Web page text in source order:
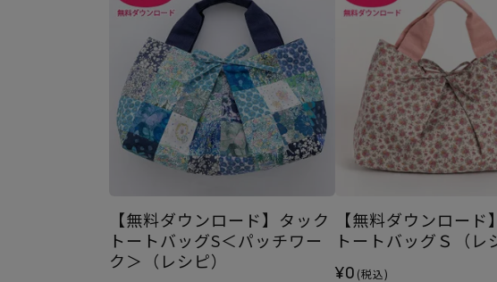
【無料ダウンロード】タック
トートバッグS＜パッチワー
ク＞（レシピ）
【無料ダウンロード
トートバッグＳ（レ
¥0 (税込)